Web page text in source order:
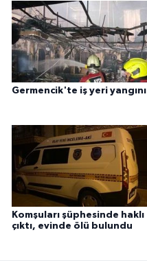
Germencik'te iş yeri yangını
Komşuları şüphesinde haklı
çıktı, evinde ölü bulundu